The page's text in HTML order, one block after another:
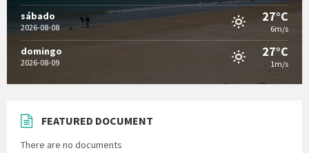
sábado
2026-08-08
27°C
6m/s
domingo
2026-08-09
27°C
1m/s
FEATURED DOCUMENT
There are no documents